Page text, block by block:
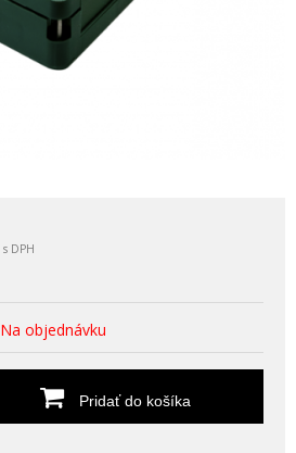
s DPH
Na objednávku
Pridať do košíka